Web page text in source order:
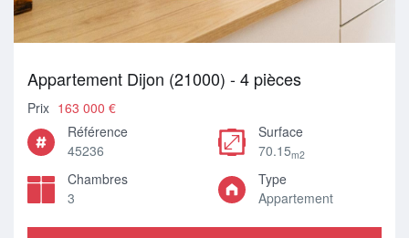
Appartement Dijon (21000) - 4 pièces
Prix 163 000 €
Référence
45236
Surface
70.15m2
Chambres
3
Type
Appartement